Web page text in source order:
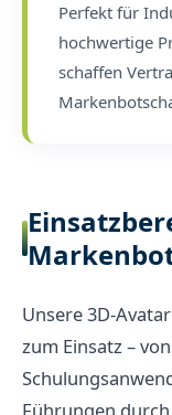
Perfekt für
hochwertige
schaffen
Unsere 3D-
zum Einsatz –